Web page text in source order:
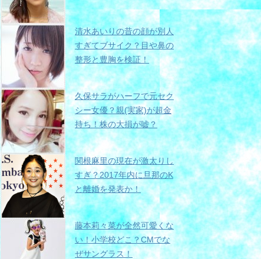
清水あいりの昔の顔が別人
すぎてブサイク？目や鼻の
整形と豊胸を検証！
久保サラがハーフで元セク
シー女優？親(実家)が超金
持ち！株の大損が嘘？
関根麻里の現在が激太りし
すぎ？2017年内に旦那のK
と離婚を発表か！
藤本莉々菜が全然可愛くな
い！小学校どこ？CMでな
ぜサングラス！